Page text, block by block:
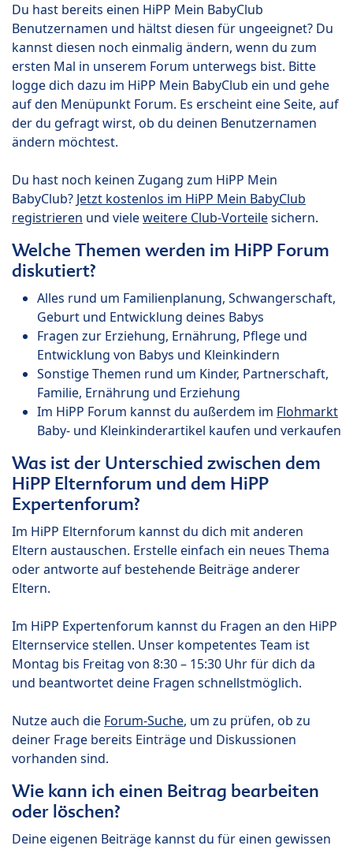
Du hast bereits einen HiPP Mein BabyClub
Benutzernamen und hältst diesen für ungeeignet? Du
kannst diesen noch einmalig ändern, wenn du zum
ersten Mal in unserem Forum unterwegs bist. Bitte
logge dich dazu im HiPP Mein BabyClub ein und gehe
auf den Menüpunkt Forum. Es erscheint eine Seite, auf
der du gefragt wirst, ob du deinen Benutzernamen
ändern möchtest.
Du hast noch keinen Zugang zum HiPP Mein
BabyClub? Jetzt kostenlos im HiPP Mein BabyClub
registrieren und vieleweitere Club-Vorteilesichern.
Welche Themen werden im HiPP Forum
diskutiert?
Alles rund um Familienplanung, Schwangerschaft,
Geburt und Entwicklung deines Babys
Fragen zur Erziehung, Ernährung, Pflege und
Entwicklung von Babys und Kleinkindern
Sonstige Themen rund um Kinder, Partnerschaft,
Familie, Ernährung und Erziehung
Im HiPP Forum kannst du außerdem im Flohmarkt
Baby- und Kleinkinderartikel kaufen und verkaufen
Was ist der Unterschied zwischen dem
HiPP Elternforum und dem HiPP
Expertenforum?
Im HiPP Elternforum kannst du dich mit anderen
Eltern austauschen. Erstelle einfach ein neues Thema
oder antworte auf bestehende Beiträge anderer
Eltern.
Im HiPP Expertenforum kannst du Fragen an den HiPP
Elternservice stellen. Unser kompetentes Team ist
Montag bis Freitag von 8:30 – 15:30 Uhr für dich da
und beantwortet deine Fragen schnellstmöglich.
Nutze auch die Forum-Suche, um zu prüfen, ob zu
deiner Frage bereits Einträge und Diskussionen
vorhanden sind.
Wie kann ich einen Beitrag bearbeiten
oder löschen?
Deine eigenen Beiträge kannst du für einen gewissen